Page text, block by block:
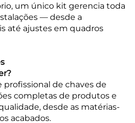
um único kit gerencia toda
— desde a
até ajustes em quadros
de chaves de
completas de produtos e
desde as matérias-
acabados.